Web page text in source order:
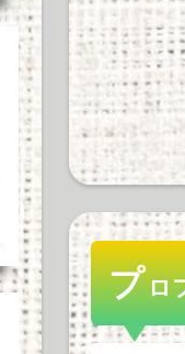
プロ